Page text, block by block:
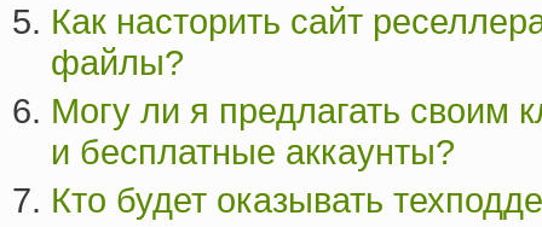
Как насторить сайт
файлы?
Могу ли я предлагать своим
и бесплатные аккаунты?
Кто будет оказывать